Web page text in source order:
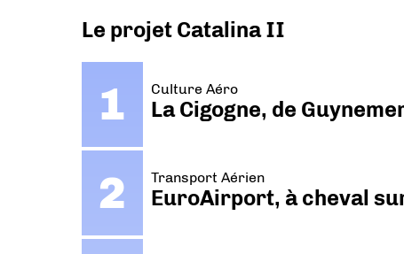
Le projet Catalina II
Culture Aéro
La Cigogne, de
Transport Aérien
EuroAirport, à cheval